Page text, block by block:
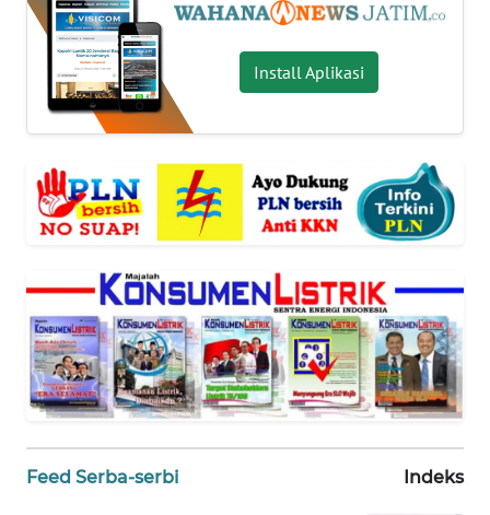
Install Aplikasi
Feed Serba-serbi Indeks
KONTAK
KAMI
TENTANG
KAMI
PEDOMAN
MEDIA
SIBER
REDAKSI
KARIR